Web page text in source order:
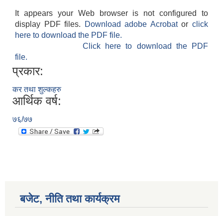
It appears your Web browser is not configured to
display PDF files.
Download adobe Acrobatorclick
here to download the PDF file.
Click here to download the PDF
file.
प्रकार:
कर तथा शुल्कहरु
आर्थिक वर्ष:
७६/७७
बजेट, नीति तथा कार्यक्रम